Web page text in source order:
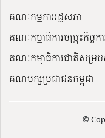
គណៈកម្មការរដ្ឋសភា
គណៈកម្មាធិការចម្រុះកិច្ចក
គណៈកម្មាធិការជាតិសម្រ
គណបក្សប្រជាជនកម្ពុជា
©